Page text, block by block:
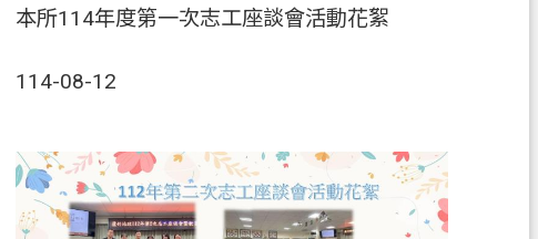
114-08-12
本所114年度第一次志工座談會活動花絮